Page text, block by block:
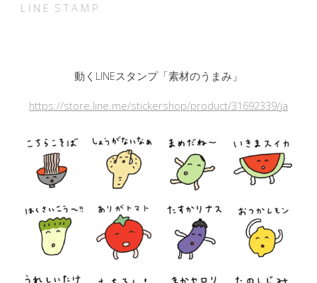
L I N E S T A M P
動く LINEスタンプ「素材のうまみ 」
https://store.line.me/stickershop/product/31692339/ja